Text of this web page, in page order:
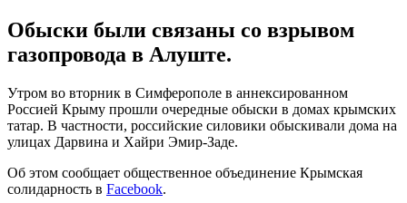
Обыски были связаны со взрывом
газопровода в Алуште.
Утром во вторник в Симферополе в аннексированном
Россией Крыму прошли очередные обыски в домах крымских
татар. В частности, российские силовики обыскивали дома на
улицах Дарвина и Хайри Эмир-Заде.
Об этом сообщает общественное объединение Крымская
солидарность в Facebook.